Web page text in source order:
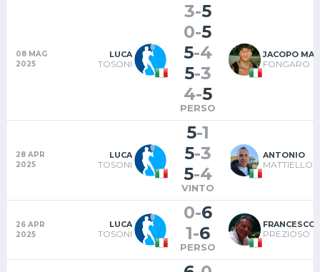
08 MAG
2025
LUCA
TOSONI
3-5
0-5
5-4
5-3
4-5
PERSO
JACOPO
FONGARO
28 APR
2025
LUCA
TOSONI
5-1
5-3
5-4
VINTO
ANTONIO
MATTIELLO
26 APR
2025
LUCA
TOSONI
0-6
1-6
PERSO
FRANCESCO
PREZIOSO